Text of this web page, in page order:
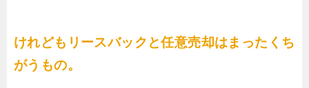
けれどもリースバックと任意売却はまったくち
がうもの。